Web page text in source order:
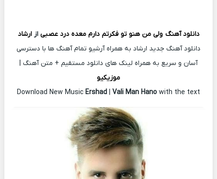
دانلود آهنگ ولی من هنو تو فکرتم دارم معده درد عصبی ازارشاد
دانلود آهنگ جدید ارشاد به همراه آرشیو تمام آهنگ ها با دسترسی
آسان و سریع به همراه لینک های دانلود مستقیم + متن آهنگ |
موزیکیو
Download New Music Ershad | Vali Man Hano with the text